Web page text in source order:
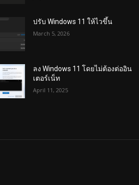
ปรับ Windows 11 ให้ไวขึ้น
March 5, 2026
ลง Windows 11 โดยไม่ต้องต่ออิน
เตอร์เน็ท
April 11, 2025